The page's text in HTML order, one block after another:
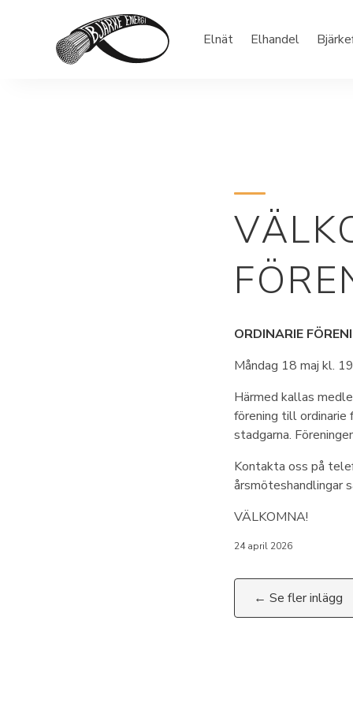
Elnät Elhandel
ORDINARIE
Måndag 18 maj kl.
Härmed kallas
förening till ordinarie
stadgarna.
Kontakta oss på
årsmöteshandlingar
VÄLKOMNA!
24 april 2026
← Se fler inlägg